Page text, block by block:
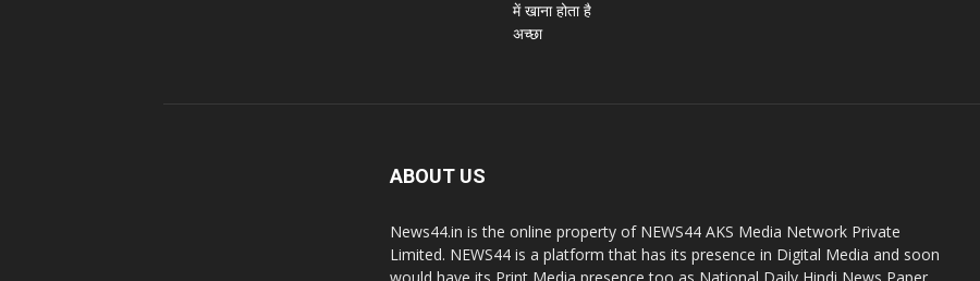
ABOUT US
News44.in is the online property of NEWS44 AKS Media Network Private
Limited. NEWS44 is a platform that has its presence in Digital Media and soon